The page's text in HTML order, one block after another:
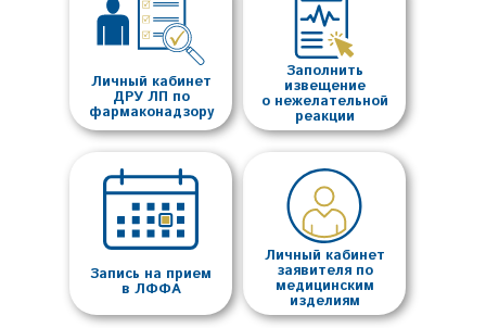
Личный кабинет
ДРУ ЛП по
фармаконадзору
Заполнить
извещение
о нежелательной
реакции
Запись на прием
в ЛФФА
Личный кабинет
заявителя по
медицинским
изделиям